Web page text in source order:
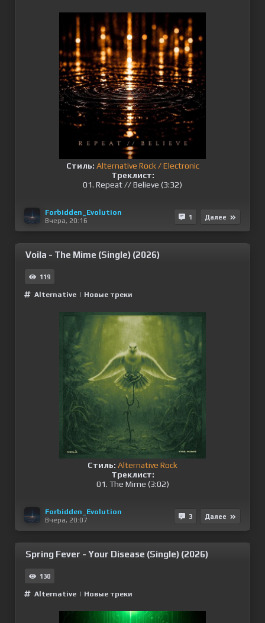
Стиль: Alternative Rock / Electronic
Треклист:
01. Repeat // Believe (3:32)
Forbidden_Evolution
Вчера, 20:16
1 Далее
Voila - The Mime (Single) (2026)
119
Alternative | Новые треки
Стиль: Alternative Rock
Треклист:
01. The Mime (3:02)
Forbidden_Evolution
Вчера, 20:07
3 Далее
Spring Fever - Your Disease (Single) (2026)
130
Alternative | Новые треки